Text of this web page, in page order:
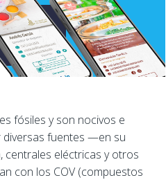
fósiles y son nocivos e
diversas fuentes —en su
eléctricas y otros
con los COV (compuestos